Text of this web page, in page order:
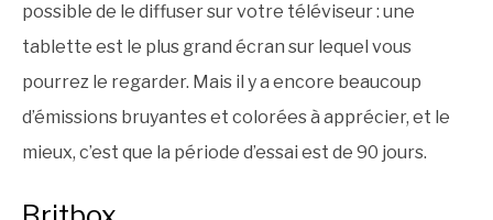
possible de le diffuser sur votre téléviseur : une
tablette est le plus grand écran sur lequel vous
pourrez le regarder. Mais il y a encore beaucoup
d’émissions bruyantes et colorées à apprécier, et le
mieux, c’est que la période d’essai est de 90 jours.